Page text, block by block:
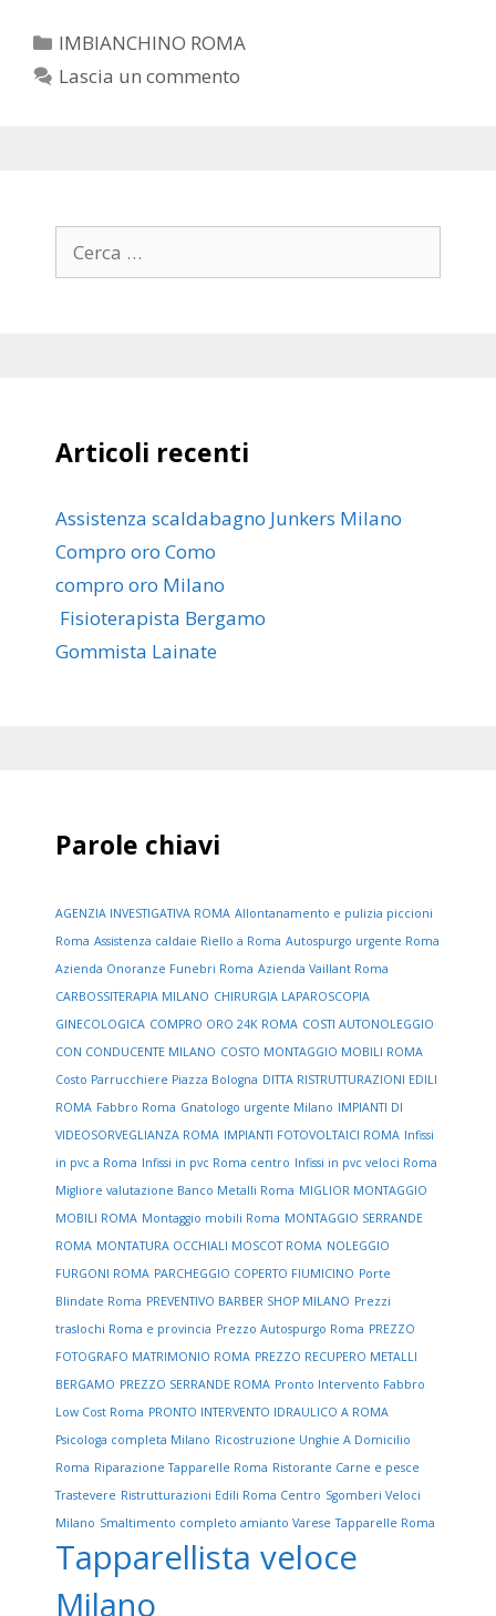
Categorie
IMBIANCHINO ROMA
Lascia un commento
per:
Articoli recenti
Assistenza scaldabagno Junkers Milano
Compro oro Como
compro oro Milano
Fisioterapista Bergamo
Gommista Lainate
Parole chiavi
AGENZIA INVESTIGATIVA ROMA Allontanamento e pulizia piccioni
Roma Assistenza caldaie Riello a Roma Autospurgo urgente Roma
Azienda Onoranze Funebri Roma Azienda Vaillant Roma
CARBOSSITERAPIA MILANO CHIRURGIA LAPAROSCOPIA
GINECOLOGICA COMPRO ORO 24K ROMA COSTI AUTONOLEGGIO
CON CONDUCENTE MILANO COSTO MONTAGGIO MOBILI ROMA
Costo Parrucchiere Piazza Bologna DITTA RISTRUTTURAZIONI EDILI
ROMA Fabbro Roma Gnatologo urgente Milano IMPIANTI DI
VIDEOSORVEGLIANZA ROMA IMPIANTI FOTOVOLTAICI ROMA Infissi
in pvc a Roma Infissi in pvc Roma centro Infissi in pvc veloci Roma
Migliore valutazione Banco Metalli Roma MIGLIOR MONTAGGIO
MOBILI ROMA Montaggio mobili Roma MONTAGGIO SERRANDE
ROMA MONTATURA OCCHIALI MOSCOT ROMA NOLEGGIO
FURGONI ROMA PARCHEGGIO COPERTO FIUMICINO Porte
Blindate Roma PREVENTIVO BARBER SHOP MILANO Prezzi
traslochi Roma e provincia Prezzo Autospurgo Roma PREZZO
FOTOGRAFO MATRIMONIO ROMA PREZZO RECUPERO METALLI
BERGAMO PREZZO SERRANDE ROMA Pronto Intervento Fabbro
Low Cost Roma PRONTO INTERVENTO IDRAULICO A ROMA
Psicologa completa Milano Ricostruzione Unghie A Domicilio
Roma Riparazione Tapparelle Roma Ristorante Carne e pesce
Trastevere Ristrutturazioni Edili Roma Centro Sgomberi Veloci
Milano Smaltimento completo amianto Varese Tapparelle Roma
Tapparellista veloce
Milano